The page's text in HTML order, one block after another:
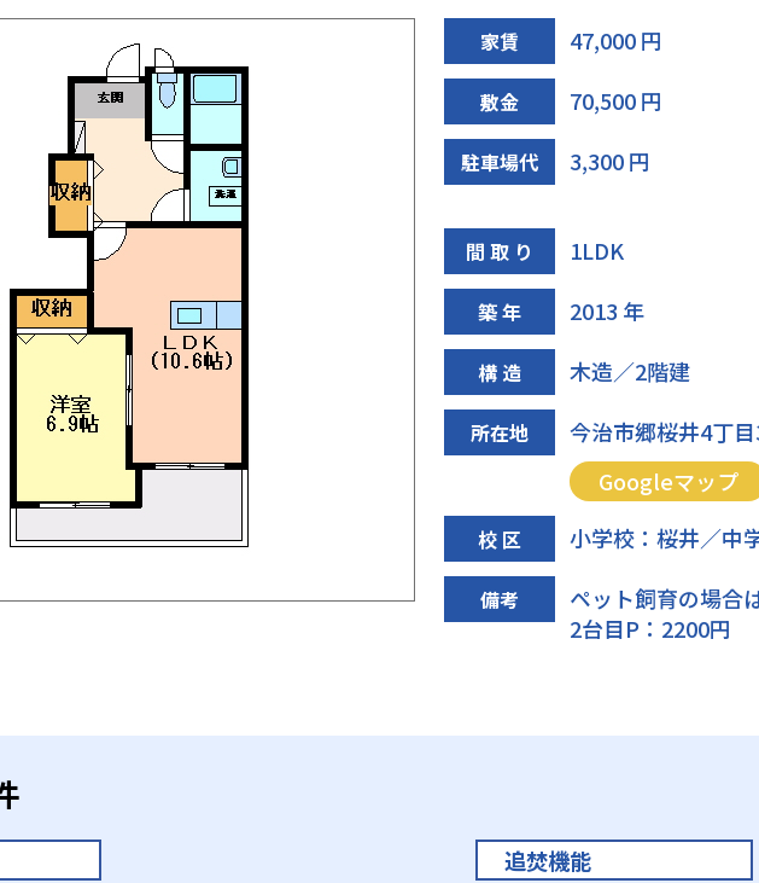
家賃 47,000 円
敷金 70,500 円
駐車場代 3,300 円
間 取 り 1LDK
築 年 2013 年
構 造 木造／2階建
所在地
今治市郷桜井4丁
Googleマップ
校 区 小学校：桜井／中
備考
ペット飼育の場合
2台目P：2200円
追焚機能